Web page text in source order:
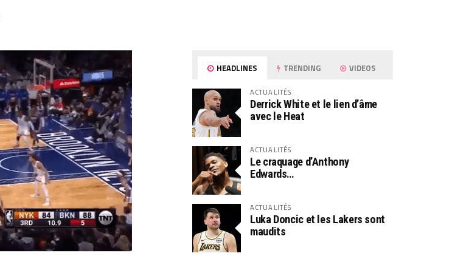
HEADLINES TRENDING VIDEOS
ACTUALITÉS
Derrick White et le lien d’âme
avec le Heat
ACTUALITÉS
Le craquage d’Anthony
Edwards…
ACTUALITÉS
Luka Doncic et les Lakers sont
maudits